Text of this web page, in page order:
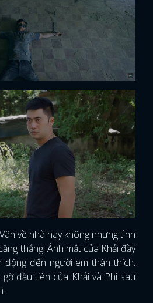
về nhà hay không nhưng tình
thẳng. Ánh mắt của Khải đầy
động đến người em thân thích.
đầu tiên của Khải và Phi sau